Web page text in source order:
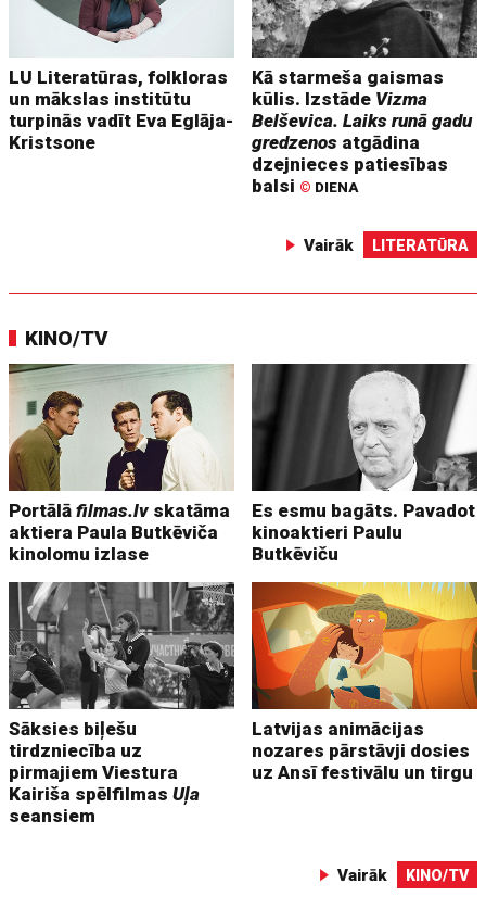
LU Literatūras, folkloras
un mākslas institūtu
turpinās vadīt Eva Eglāja-
Kristsone
Kā starmeša gaismas
kūlis. Izstāde Vizma
Belševica. Laiks runā gadu
gredzenos atgādina
dzejnieces patiesības
balsi © DIENA
Vairāk LITERATŪRA
KINO/TV
Portālāfilmas.lv skatāma
aktiera Paula Butkēviča
kinolomu izlase
Es esmu bagāts. Pavadot
kinoaktieri Paulu
Butkēviču
Sāksies biļešu
tirdzniecība uz
pirmajiem Viestura
Kairiša spēlfilmasUļa
seansiem
Latvijas animācijas
nozares pārstāvji dosies
uz Ansī festivālu un tirgu
Vairāk KINO/TV